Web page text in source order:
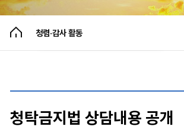
청렴·감사 활동
청렴시민감사관 현황
청렴·감사 활동
청탁금지법 상담내용 공개